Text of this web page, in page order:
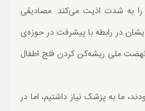
را به شدت اذیت می‌کند. مصادیقی
در رابطه با پیشرفت در حوزه‌ی
ملی ریشه‌کن کردن فلج اطفال
ما به پزشک نیاز داشتیم، اما در